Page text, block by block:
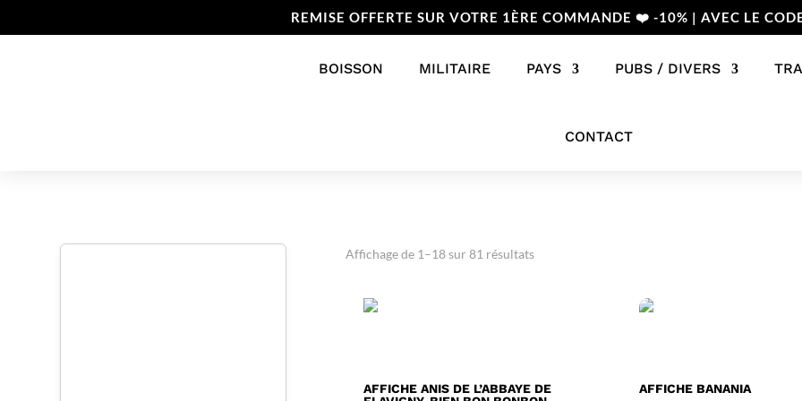
REMISE OFFERTE SUR VOTRE 1ÈRE COMMANDE ❤️ -10% | AVEC LE
BOISSON MILITAIRE PAYS PUBS / DIVERS
CONTACT
Affichage de 1–18 sur 81 résultats
AFFICHE ANIS DE L’ABBAYE DE
AFFICHE BANANIA